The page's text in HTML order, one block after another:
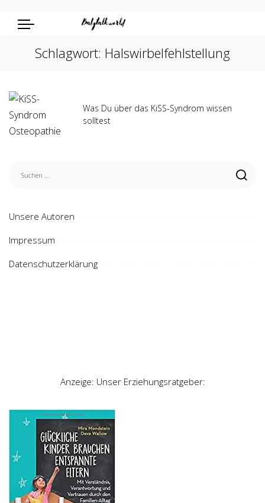
Schlagwort: Halswirbelfehlstellung
Was Du über das KiSS-Syndrom wissen
solltest
Unsere Autoren
Impressum
Datenschutzerklärung
Anzeige: Unser Erziehungsratgeber: